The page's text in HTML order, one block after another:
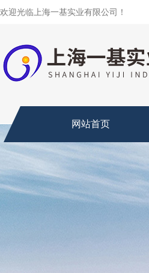
欢迎光临上海一基实业有限公司！
网站首页